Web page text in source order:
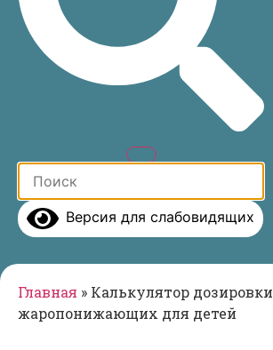
Версия для слабовидящих
Главная » Калькулятор дозировки
жаропонижающих для детей